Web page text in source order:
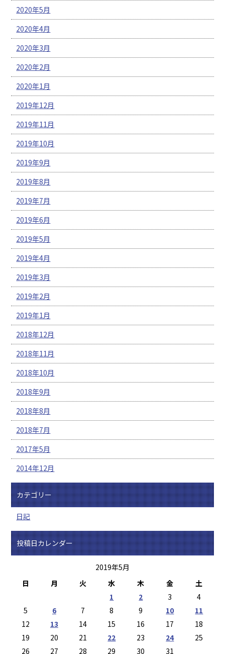
2020年5月
2020年4月
2020年3月
2020年2月
2020年1月
2019年12月
2019年11月
2019年10月
2019年9月
2019年8月
2019年7月
2019年6月
2019年5月
2019年4月
2019年3月
2019年2月
2019年1月
2018年12月
2018年11月
2018年10月
2018年9月
2018年8月
2018年7月
2017年5月
2014年12月
カテゴリー
日記
投稿日カレンダー
2019年5月
日
月 火 水 木 金
土
1
2 3
4
5
6 7 8 9 10
11
12
13 14 15 16 17
18
19
20 21 22 23 24
25
26
27 28 29 30 31